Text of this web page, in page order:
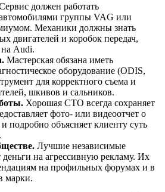
должен работать
группы VAG или
Механики должны знать
двигателей и коробок передач,
Audi.
Мастерская обязана иметь
оборудование (ODIS,
для корректного съема и
шкивов и сальников.
Хорошая СТО всегда сохраняет
фото- или видеоотчет о
подробно объясняет клиенту суть
Лучшие независимые
деньги на агрессивную рекламу. Их
на профильных форумах и в
марки.